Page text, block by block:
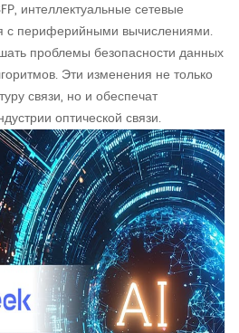
интеллектуальные сетевые
с периферийными вычислениями.
проблемы безопасности данных
Эти изменения не только
связи, но и обеспечат
оптической связи.